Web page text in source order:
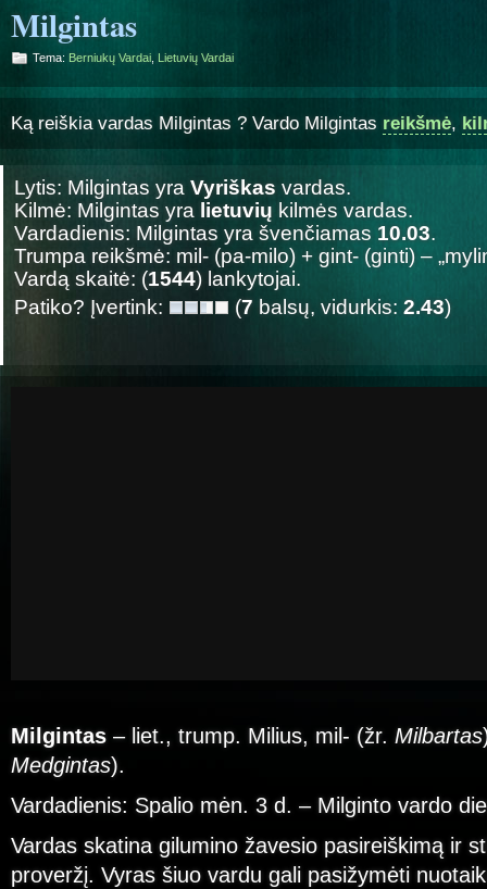
Milgintas
Tema: Berniukų Vardai Lietuvių Vardai
Ką reiškia vardas Milgintas ? Vardo Milgintas reikšmė,
Lytis: Milgintas yra Vyriškas vardas.
Kilmė: Milgintas yra lietuvių kilmės vardas.
Vardadienis: Milgintas yra švenčiamas 10.03.
Trumpa reikšmė: mil- (pa-milo) + gint- (ginti) –
Vardą skaitė: (1544) lankytojai.
Patiko? Įvertink:
(7 balsų, vidurkis: 2.43)
Milgintas – liet., trump. Milius, mil- (žr. Milbartas
Medgintas).
Vardadienis: Spalio mėn. 3 d. – Milginto vardo
Vardas skatina gilumino žavesio pasireiškimą ir
proveržį. Vyras šiuo vardu gali pasižymėti